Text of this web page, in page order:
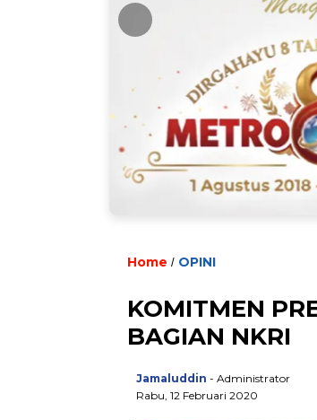
Home / OPINI
KOMITMEN
BAGIAN NKRI
Jamaluddin - Administrator
Rabu, 12 Februari 2020